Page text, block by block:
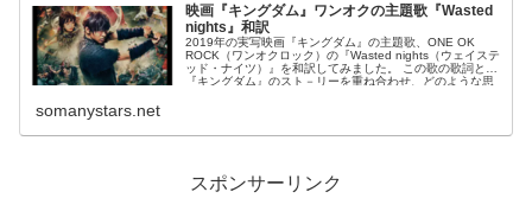
映画『キングダム』ワンオクの主題歌『Wasted
nights』和訳
2019年の実写映画『キングダム』の主題歌、ONE OK
ROCK（ワンオクロック）の『Wasted nights（ウェイステ
ッド・ナイツ）』を和訳してみました。 この歌の歌詞と
『キングダム』のスト－リーを重ね合わせ、どのような思
somanystars.net
スポンサーリンク